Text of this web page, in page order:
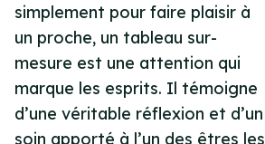
simplement pour faire plaisir à
un proche, un tableau sur-
mesure est une attention qui
marque les esprits. Il témoigne
d’une véritable réflexion et d’un
soin apporté à l’un des êtres les